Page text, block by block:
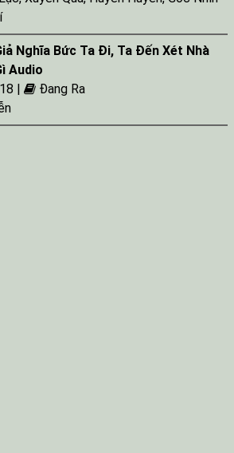
Nghĩa Bức Ta Đi, Ta Đến Xét Nhà
Audio
18 |
Đang Ra